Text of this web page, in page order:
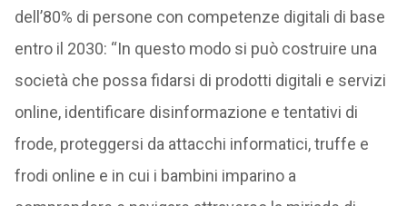
dell’80% di persone con competenze digitali di base
entro il 2030: “In questo modo si può costruire una
società che possa fidarsi di prodotti digitali e servizi
online, identificare disinformazione e tentativi di
frode, proteggersi da attacchi informatici, truffe e
frodi online e in cui i bambini imparino a